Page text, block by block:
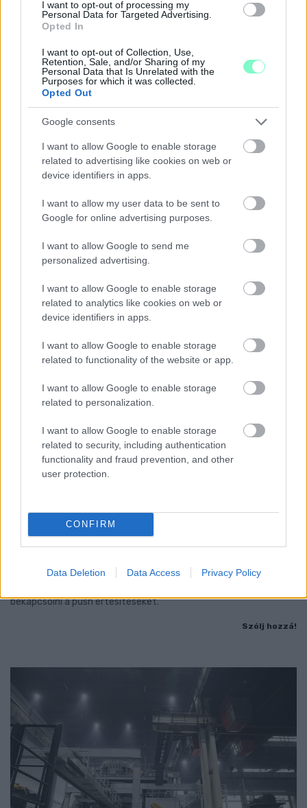
I want to opt-out of processing my
Personal Data for Targeted Advertising.
Opted In
I want to opt-out of Collection, Use,
Retention, Sale, and/or Sharing of my
Personal Data that Is Unrelated with the
Purposes for which it was collected.
Opted Out
Google consents
I want to allow Google to enable storage
related to advertising like cookies on web or
device identifiers in apps.
I want to allow my user data to be sent to
Google for online advertising purposes.
I want to allow Google to send me
personalized advertising.
I want to allow Google to enable storage
related to analytics like cookies on web or
device identifiers in apps.
I want to allow Google to enable storage
related to functionality of the website or app.
I want to allow Google to enable storage
related to personalization.
I want to allow Google to enable storage
related to security, including authentication
functionality and fraud prevention, and other
user protection.
CONFIRM
Data Deletion Data Access Privacy Policy
KÁNIKULA-AKTUÁL: MEGHOSSZABBÍTOTTÁK A
HŐSÉGRIASZTÁST, A KÖVETKEZŐ 48 ÓRA LEHET A
LEGKRITIKUSABB AZ ENERGIAELLÁTÁS
SZEMPONTJÁBÓL, DE AZ UTOLSÓ PAKSI TURBINA
A Védelmi Munkacsoport szerint egyelőre stabil az ország
a lakosságot és a nagyfogyasztókat.
FONTOS ÜZENET A HŐSÉGRIADÓ IDEJÉRE: A GYŐR
APPLIKÁCIÓ LETÖLTÉSÉRE BIZTATJA A
LAKOSSÁGOT KÓSA ROLAND
Az alpolgármester szerint a rendkívüli kánikula a
bekapcsolni a push értesítéseket.
Szólj hozzá!